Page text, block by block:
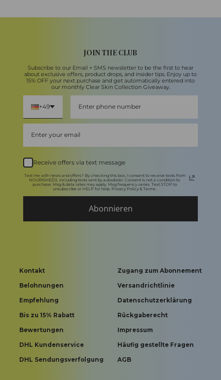
JOIN THE CLUB
Subscribe to our Email + SMS newsletter to be the first to hear
about exclusive offers, product drops, and insider tips. Enjoy up to
15% OFF your next purchase and get automatically entered into
our monthly Clear Skin Collection Giveaway.
+49
Receive offers via text message
Text me with news and offers? By checking this box, I consent to receive texts from
NOURISHED3, including texts sent by autodialer. Consent is not a condition to
purchase. Msg & data rates may apply. Msg frequency varies. Text STOP to
unsubscribe or HELP for help. Privacy Policy & Terms.
Abonnieren
Kontakt
Belohnungen
Empfehlung
Bis zu 15% Rabatt
Bewertungen
DHL Kundenservice
DHL Sendungsverfolgung
Zugang zum Abonnement
Versandrichtlinie
Datenschutzerklärung
Rückgaberecht
Impressum
Häufig gestellte Fragen
AGB